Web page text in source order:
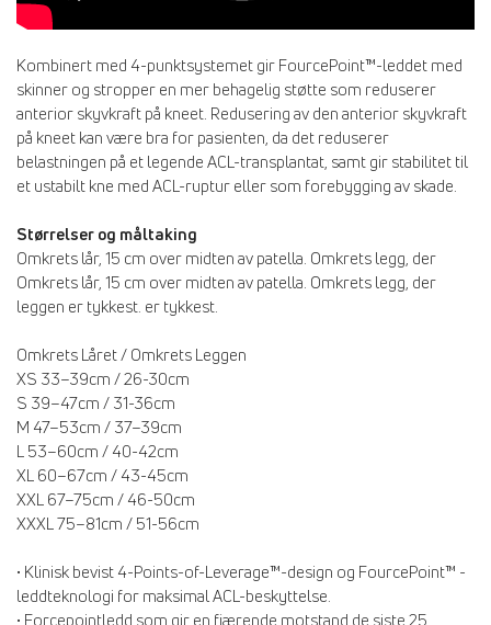
Kombinert med 4-punktsystemet gir FourcePoint™-leddet med
skinner og stropper en mer behagelig støtte som reduserer
anterior skyvkraft på kneet. Redusering av den anterior skyvkraft
på kneet kan være bra for pasienten, da det reduserer
belastningen på et legende ACL-transplantat, samt gir stabilitet til
et ustabilt kne med ACL-ruptur eller som forebygging av skade.
Størrelser og måltaking
Omkrets lår, 15 cm over midten av patella. Omkrets legg, der
Omkrets lår, 15 cm over midten av patella. Omkrets legg, der
leggen er tykkest. er tykkest.
Omkrets Låret / Omkrets Leggen
XS 33–39cm / 26-30cm
S 39–47cm / 31-36cm
M 47–53cm / 37–39cm
L 53–60cm / 40-42cm
XL 60–67cm / 43-45cm
XXL 67–75cm / 46-50cm
XXXL 75–81cm / 51-56cm
• Klinisk bevist 4-Points-of-Leverage™-design og FourcePoint™ -
leddteknologi for maksimal ACL-beskyttelse.
• Forcepointledd som gir en fjærende motstand de siste 25